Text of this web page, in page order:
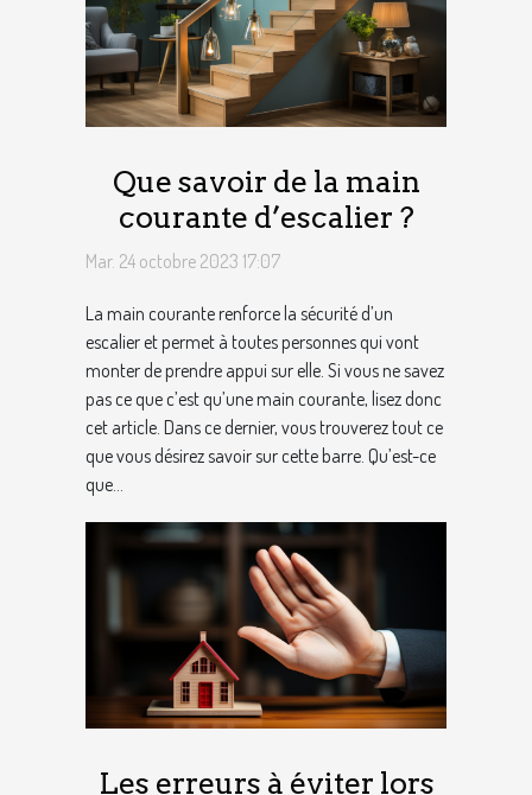
Que savoir de la main
courante d’escalier ?
Mar. 24 octobre 2023 17:07
La main courante renforce la sécurité d’un
escalier et permet à toutes personnes qui vont
monter de prendre appui sur elle. Si vous ne savez
pas ce que c’est qu’une main courante, lisez donc
cet article. Dans ce dernier, vous trouverez tout ce
que vous désirez savoir sur cette barre. Qu’est-ce
que...
Les erreurs à éviter lors